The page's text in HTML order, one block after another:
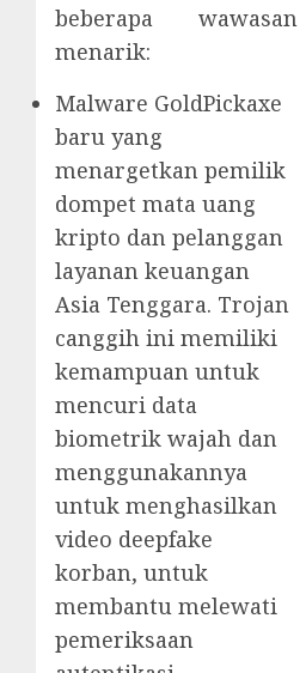
beberapa wawasan
menarik:
Malware GoldPickaxe
baru yang
menargetkan pemilik
dompet mata uang
kripto dan pelanggan
layanan keuangan
Asia Tenggara. Trojan
canggih ini memiliki
kemampuan untuk
mencuri data
biometrik wajah dan
menggunakannya
untuk menghasilkan
video deepfake
korban, untuk
membantu melewati
pemeriksaan